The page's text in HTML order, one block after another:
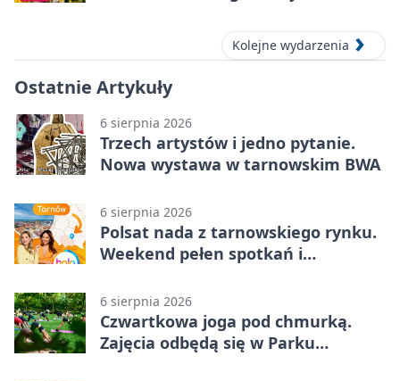
Kolejne wydarzenia
Ostatnie Artykuły
6 sierpnia 2026
Trzech artystów i jedno pytanie.
Nowa wystawa w tarnowskim BWA
6 sierpnia 2026
Polsat nada z tarnowskiego rynku.
Weekend pełen spotkań i
6 sierpnia 2026
Czwartkowa joga pod chmurką.
Zajęcia odbędą się w Parku